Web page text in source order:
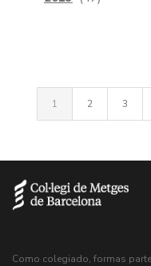
1 2 3
Como colegiado, formas